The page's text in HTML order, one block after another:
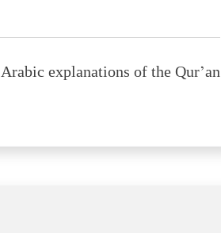
Arabic explanations of the Qur’an: